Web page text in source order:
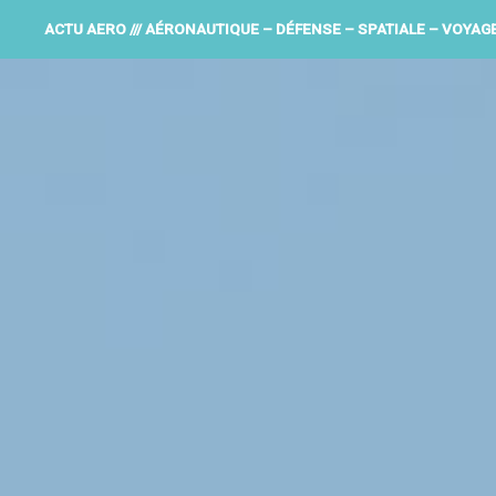
ACTU AERO /// AÉRONAUTIQUE – DÉFENSE – SPATIALE –